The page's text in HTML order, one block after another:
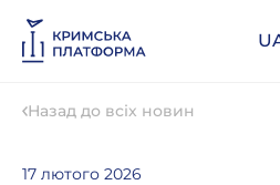
Назад до всіх новин
17 лютого 2026